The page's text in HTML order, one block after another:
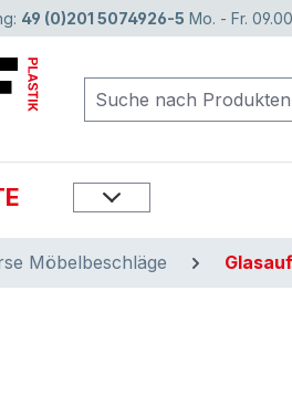
springen
49 (0)201 5074926-5 Mo. - Fr.
Möbelbeschläge